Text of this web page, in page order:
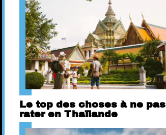
Le top des choses à ne pas
rater en Thaïlande